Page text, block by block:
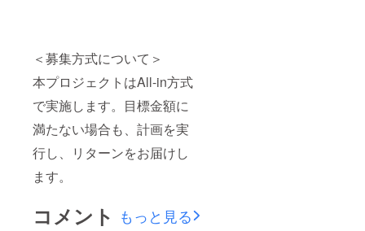
＜募集方式について＞
本プロジェクトはAll-in方式
で実施します。目標金額に
満たない場合も、計画を実
行し、リターンをお届けし
ます。
コメント もっと見る